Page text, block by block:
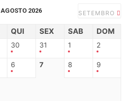
AGOSTO 2026 SETEMBRO
QUI SEX SAB DOM
30 31 1 2
6 7 8 9